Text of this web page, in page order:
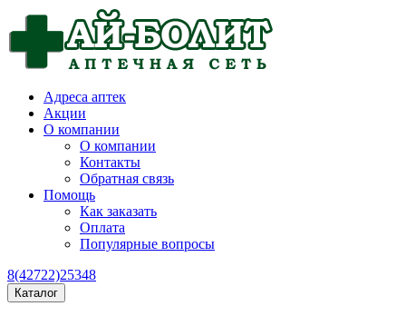
Адреса аптек
Акции
О компании
О компании
Контакты
Обратная связь
Помощь
Как заказать
Оплата
Популярные вопросы
8(42722)25348
Каталог